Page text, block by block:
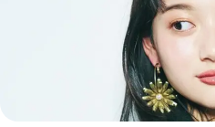
トレンドメイク
ベストコスメ
ヘアアレンジ・ヘアケア
スクールニュース
学校ヘアメイク
勉強・受験・進路
ENTERTAINMENT
エンタメニュース
LIFESTYLE
ライフスタイルニュース
JK TREND